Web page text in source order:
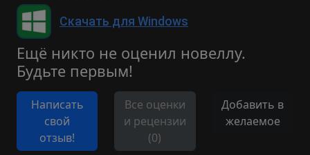
Скачать для Windows
Ещё никто не оценил новеллу.
Будьте первым!
Написать
свой
отзыв!
Все оценки
и рецензии
(0)
Добавить в
желаемое